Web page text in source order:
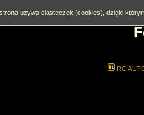
RC
używa ciasteczek (cookies), dzięki